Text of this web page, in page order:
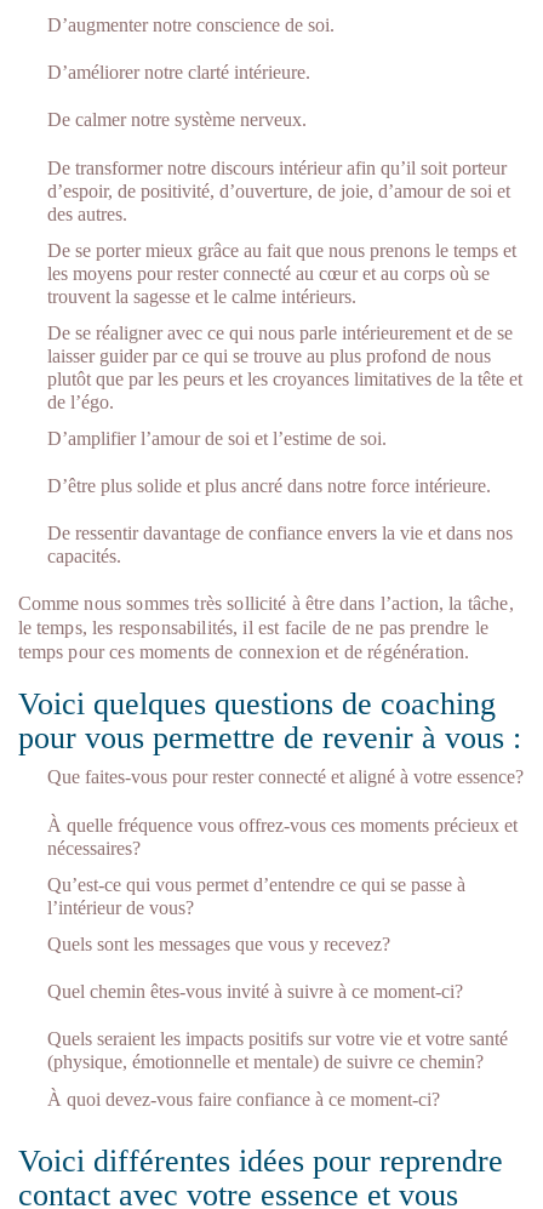
D’augmenter notre conscience de soi.
D’améliorer notre clarté intérieure.
De calmer notre système nerveux.
De transformer notre discours intérieur afin qu’il soit porteur
d’espoir, de positivité, d’ouverture, de joie, d’amour de soi et
des autres.
De se porter mieux grâce au fait que nous prenons le temps et
les moyens pour rester connecté au cœur et au corps où se
trouvent la sagesse et le calme intérieurs.
De se réaligner avec ce qui nous parle intérieurement et de se
laisser guider par ce qui se trouve au plus profond de nous
plutôt que par les peurs et les croyances limitatives de la tête et
de l’égo.
D’amplifier l’amour de soi et l’estime de soi.
D’être plus solide et plus ancré dans notre force intérieure.
De ressentir davantage de confiance envers la vie et dans nos
capacités.
Comme nous sommes très sollicité à être dans l’action, la tâche,
le temps, les responsabilités, il est facile de ne pas prendre le
temps pour ces moments de connexion et de régénération.
Voici quelques questions de coaching
pour vous permettre de revenir à vous :
Que faites-vous pour rester connecté et aligné à votre essence?
À quelle fréquence vous offrez-vous ces moments précieux et
nécessaires?
Qu’est-ce qui vous permet d’entendre ce qui se passe à
l’intérieur de vous?
Quels sont les messages que vous y recevez?
Quel chemin êtes-vous invité à suivre à ce moment-ci?
Quels seraient les impacts positifs sur votre vie et votre santé
(physique, émotionnelle et mentale) de suivre ce chemin?
À quoi devez-vous faire confiance à ce moment-ci?
Voici différentes idées pour reprendre
contact avec votre essence et vous